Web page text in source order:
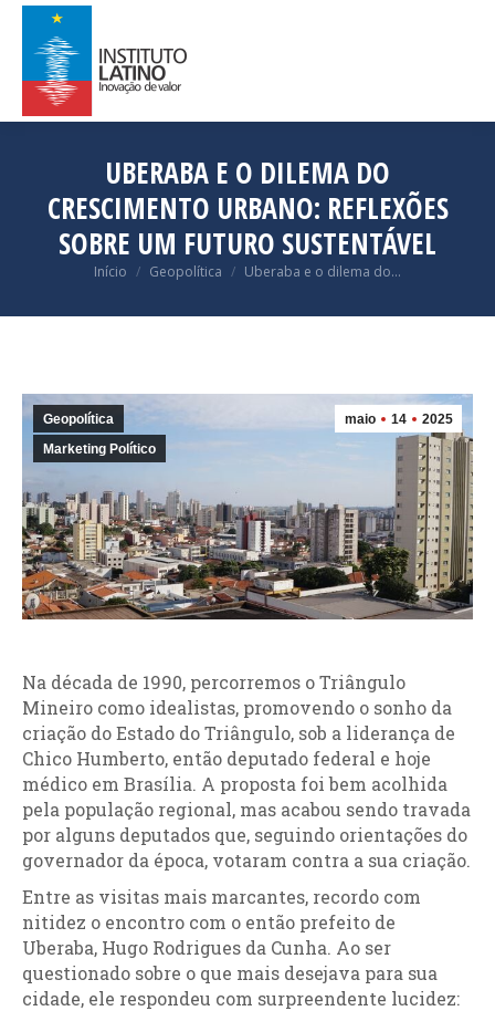
UBERABA E O DILEMA DO
CRESCIMENTO URBANO: REFLEXÕES
SOBRE UM FUTURO SUSTENTÁVEL
Você está aqui:
Início Geopolítica Uberaba e o dilema do…
maio 14 2025
Geopolítica
Marketing Político
Na década de 1990, percorremos o Triângulo
Mineiro como idealistas, promovendo o sonho da
criação do Estado do Triângulo, sob a liderança de
Chico Humberto, então deputado federal e hoje
médico em Brasília. A proposta foi bem acolhida
pela população regional, mas acabou sendo travada
por alguns deputados que, seguindo orientações do
governador da época, votaram contra a sua criação.
Entre as visitas mais marcantes, recordo com
nitidez o encontro com o então prefeito de
Uberaba, Hugo Rodrigues da Cunha. Ao ser
questionado sobre o que mais desejava para sua
cidade, ele respondeu com surpreendente lucidez: